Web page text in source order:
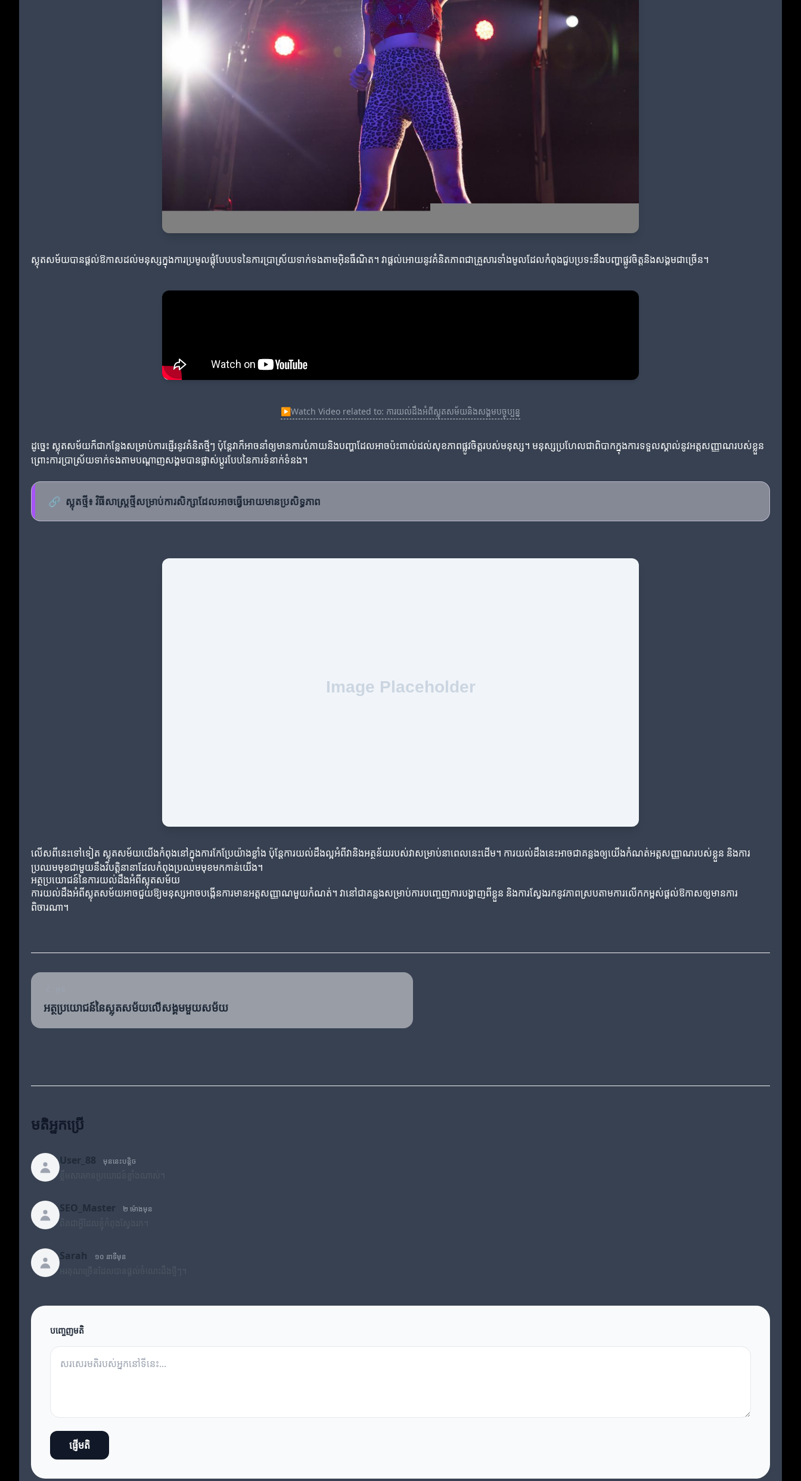
ស្លុតសម័យបានផ្តល់ឱកាសដល់មនុស្សក្នុងការប្រមូលផ្តុំបែបបទនៃការប្រាស្រ័យទាក់ទងតាមអ៊ិនធឺណិត។ វាផ្ដល់អោយនូវគំនិតភាពជាគ្រួសារទាំងមូលដែលកំពុងជួបប្រទះនឹងបញ្ហាផ្លូវចិត្តនិងសង្គមជាច្រើន។
▶Watch Video related to: ការយល់ដឹងអំពីស្លុតសម័យនិងសង្គមបច្ចុប្បន្ន
ដូច្នេះ ស្លុតសម័យក៏ជាកន្លែងសម្រាប់ការផ្ញើរ​នូវគំនិតថ្មីៗ ប៉ុន្តែវាក៏អាចនាំឲ្យមានការបំភាយនិងបញ្ហាដែលអាចប៉ះពាល់ដល់សុខភាពផ្លូវចិត្តរបស់មនុស្ស។ មនុស្សប្រហែលជា​ពិបាកក្នុងការទទួលស្គាល់នូវអត្តសញ្ញាណរបស់ខ្លួន
ព្រោះការប្រាស្រ័យទាក់ទងតាមបណ្តាញសង្គមបានផ្លាស់ប្តូរបែបនៃការទំនាក់ទំនង។
🔗 ស្លុតថ្មី៖ វិធីសាស្ត្រថ្មីសម្រាប់ការសិក្សាដែលអាចធ្វើអោយមានប្រសិទ្ធភាព
លើសពីនេះទៅទៀត ស្លុតសម័យយើងកំពុងនៅក្នុងការកែប្រែយ៉ាងខ្លាំង ប៉ុន្តែការយល់ដឹងល្អអំពីវានិងអត្ថន័យរបស់វាសម្រាប់នាពេលនេះដើម។ ការយល់ដឹងនេះអាចជាគន្លងឲ្យយើងកំណត់អត្តសញ្ញាណរបស់ខ្លួន និងការ
ប្រឈមមុខជាមួយនឹងវិបត្តិនានាដែលកំពុងប្រឈមមុខមកកាន់យើង។
អត្ថប្រយោជន៍នៃការយល់ដឹងអំពីស្លុតសម័យ
ការយល់ដឹងអំពីស្លុតសម័យអាចជួយឱ្យមនុស្សអាចបង្កើនការមានអត្តសញ្ញាណមួយកំណត់។ វានៅជាគន្លងសម្រាប់ការបញ្ចេញការបង្ហាញពីខ្លួន និងការស្វែងរកនូវភាពស្របតាមការលើកកម្ពស់ផ្តល់ឱកាសឲ្យមានការ
ពិចារណា។
អត្ថប្រយោជន៍នៃស្លុតសម័យលើសង្គមមួយសម័យ
មតិអ្នកប្រើ
User_88 មុននេះបន្តិច
SEO_Master ២ ម៉ោងមុន
Sarah ១០ នាទីមុន
បញ្ចេញមតិ
ផ្ញើមតិ